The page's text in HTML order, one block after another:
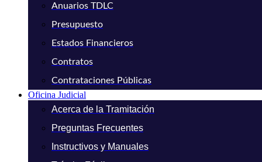
Anuarios TDLC
Presupuesto
Estados Financieros
Contratos
Contrataciones Públicas
Oficina Judicial
Acerca de la Tramitación
Preguntas Frecuentes
Instructivos y Manuales